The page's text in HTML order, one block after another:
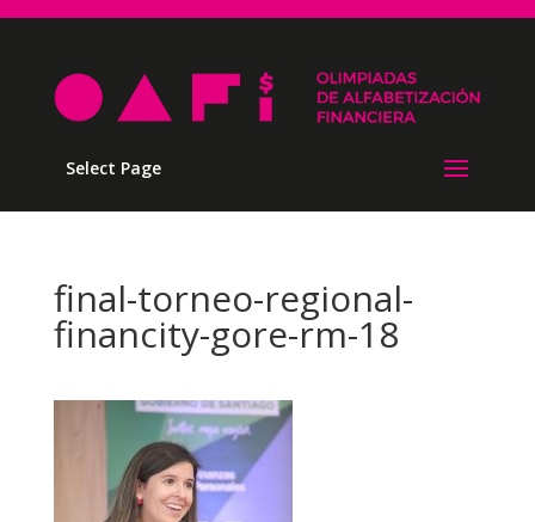
Select Page
final-torneo-regional-
financity-gore-rm-18